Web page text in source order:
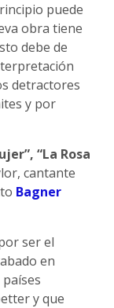
puede
obra tiene
debe de
detractores
y por
“La Rosa
cantante
Bagner
ser el
en
y que